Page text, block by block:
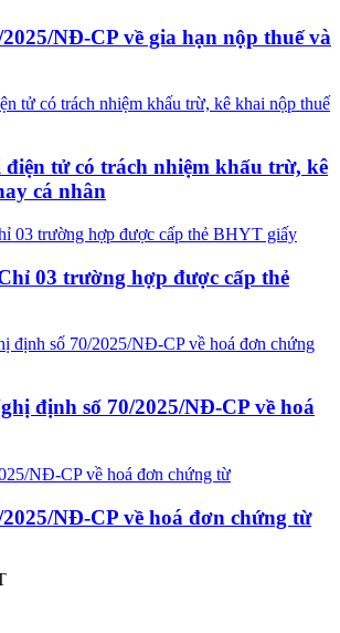
NĐ-CP về gia hạn nộp thuế và
điện tử có trách nhiệm khấu trừ, kê
cá nhân
03 trường hợp được cấp thẻ
định số 70/2025/NĐ-CP về hoá
NĐ-CP về hoá đơn chứng từ